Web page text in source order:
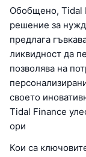
Обобщено, Tidal
решение за
предлага
ликвидност да
позволява на
своето
Tidal Finance
ори
Кои са